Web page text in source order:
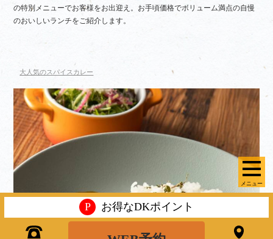
メニュー
の特別メニューでお客様をお出迎え。お手頃価格でボリューム満点の自慢
のおいしいランチをご紹介します。
大人気のスパイスカレー
P お得なDKポイント